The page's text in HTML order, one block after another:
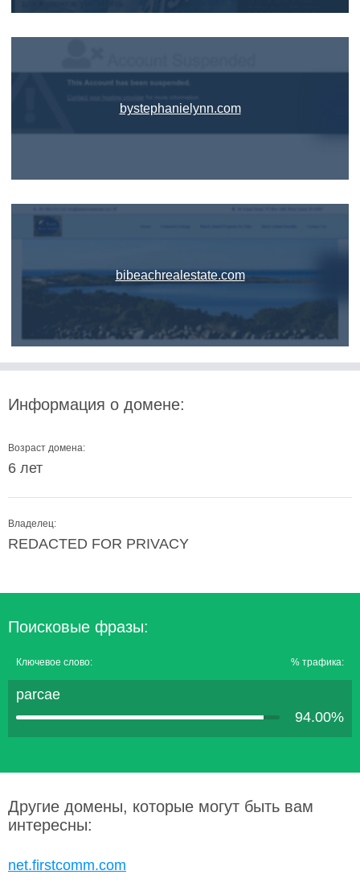
bystephanielynn.com
bibeachrealestate.com
Информация о домене:
Возраст домена:
6 лет
Владелец:
REDACTED FOR PRIVACY
Поисковые фразы:
Ключевое слово: % трафика:
parcae
94.00%
Другие домены, которые могут быть вам
интересны:
net.firstcomm.com